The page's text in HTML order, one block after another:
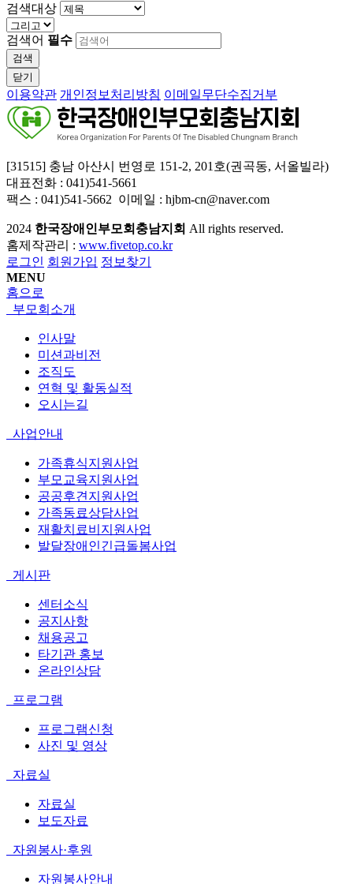
검색대상
검색어 필수
검색
닫기
이용약관 개인정보처리방침 이메일무단수집거부
[31515] 충남 아산시 번영로 151-2, 201호(권곡동, 서올빌라)
대표전화 : 041)541-5661
팩스 : 041)541-5662 이메일 : hjbm-cn@naver.com
2024 한국장애인부모회충남지회 All rights reserved.
홈제작관리 : www.fivetop.co.kr
로그인 회원가입 정보찾기
MENU
홈으로
부모회소개
인사말
미션과비전
조직도
연혁 및 활동실적
오시는길
사업안내
가족휴식지원사업
부모교육지원사업
공공후견지원사업
가족동료상담사업
재활치료비지원사업
발달장애인긴급돌봄사업
게시판
센터소식
공지사항
채용공고
타기관 홍보
온라인상담
프로그램
프로그램신청
사진 및 영상
자료실
자료실
보도자료
자원봉사·후원
자원봉사안내